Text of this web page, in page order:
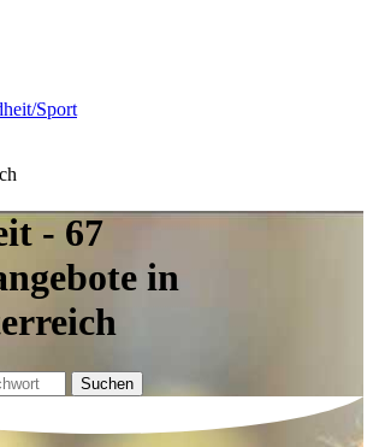
Sport
- 67
in
Suchen